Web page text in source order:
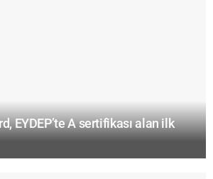
EYDEP’te A sertifikası alan ilk